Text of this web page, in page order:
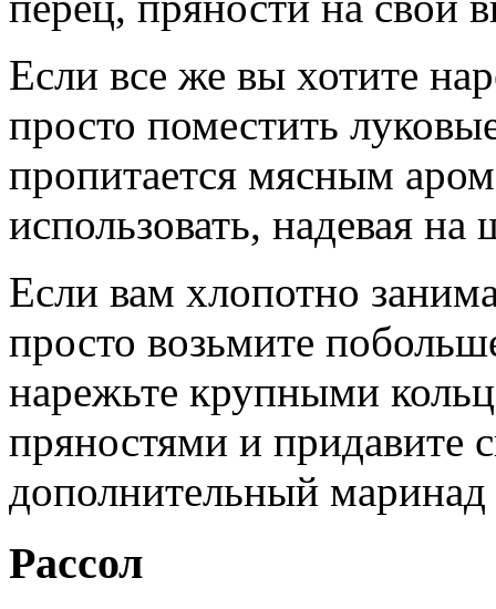
Если все же вы хотите
просто поместить
пропитается мясным
использовать, надевая
Если вам хлопотно
просто возьмите
нарежьте крупными
пряностями и придавите
дополнительный маринад
Рассол